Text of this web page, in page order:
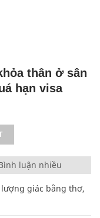
thân ở sân
hạn visa
luận nhiều
giác bằng thơ,